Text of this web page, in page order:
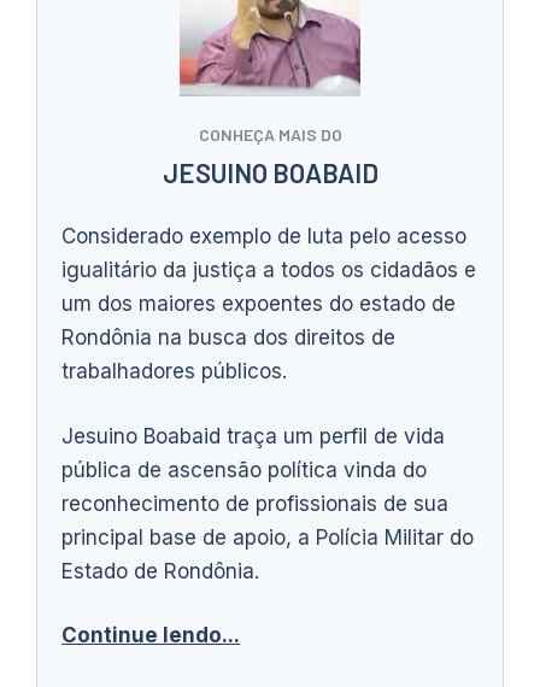
CONHEÇA MAIS DO
JESUINO BOABAID
Considerado exemplo de luta pelo acesso
igualitário da justiça a todos os cidadãos e
um dos maiores expoentes do estado de
Rondônia na busca dos direitos de
trabalhadores públicos.
Jesuino Boabaid traça um perfil de vida
pública de ascensão política vinda do
reconhecimento de profissionais de sua
principal base de apoio, a Polícia Militar do
Estado de Rondônia.
Continue lendo...